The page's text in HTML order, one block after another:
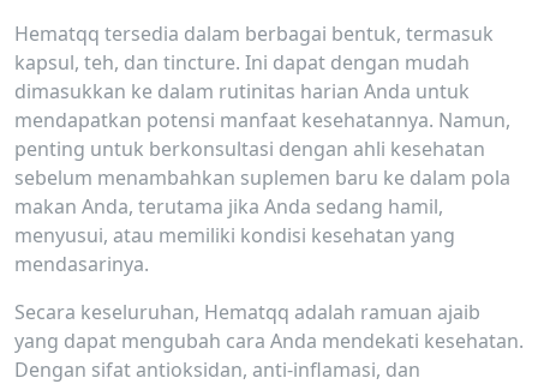
Hematqq tersedia dalam berbagai bentuk, termasuk
kapsul, teh, dan tincture. Ini dapat dengan mudah
dimasukkan ke dalam rutinitas harian Anda untuk
mendapatkan potensi manfaat kesehatannya. Namun,
penting untuk berkonsultasi dengan ahli kesehatan
sebelum menambahkan suplemen baru ke dalam pola
makan Anda, terutama jika Anda sedang hamil,
menyusui, atau memiliki kondisi kesehatan yang
mendasarinya.
Secara keseluruhan, Hematqq adalah ramuan ajaib
yang dapat mengubah cara Anda mendekati kesehatan.
Dengan sifat antioksidan, anti-inflamasi, dan